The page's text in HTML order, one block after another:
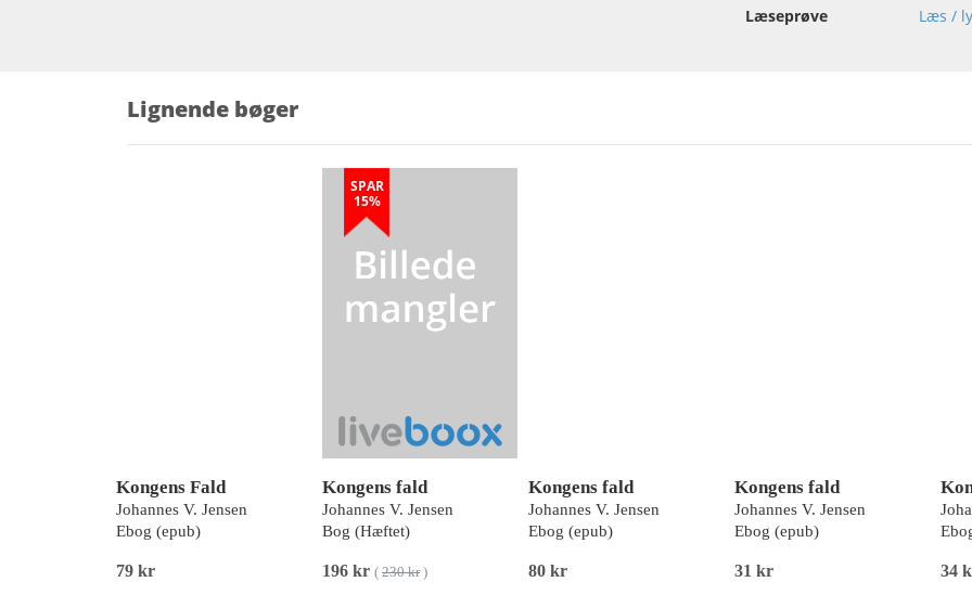
Læseprøve
Læs /
Lignende bøger
Kongens Fald
Johannes V. Jensen
Ebog (epub)
79 kr
SPAR
15%
Kongens fald
Johannes V. Jensen
Bog (Hæftet)
196 kr ( 230 kr)
Kongens fald
Johannes V. Jensen
Ebog (epub)
80 kr
Kongens fald
Johannes V. Jensen
Ebog (epub)
31 kr 34